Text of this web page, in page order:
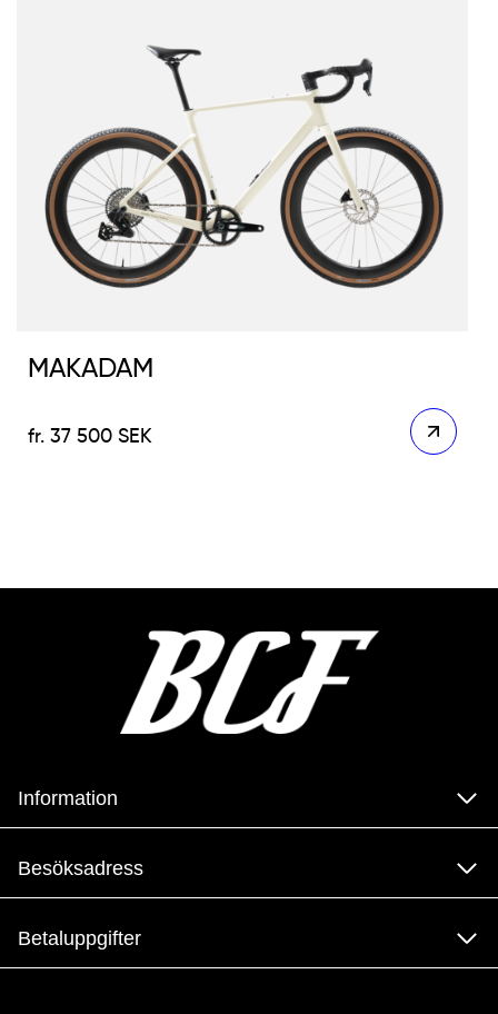
MAKADAM
37 500SEK
Information
Besöksadress
Betaluppgifter